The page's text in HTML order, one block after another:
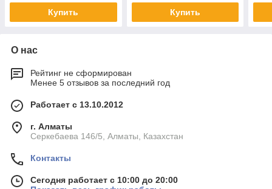
Купить Купить
О нас
Рейтинг не сформирован
Менее 5 отзывов за последний год
Работает с 13.10.2012
г. Алматы
Серкебаева 146/5, Алматы, Казахстан
Контакты
Сегодня работает с 10:00 до 20:00